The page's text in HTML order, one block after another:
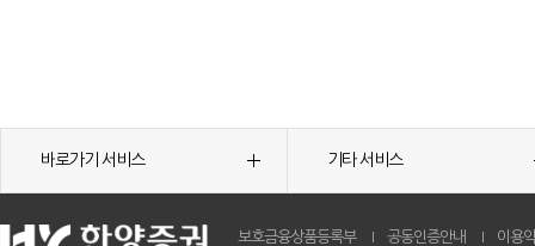
바로가기 서비스 기타 서비스
보호금융상품등록부 공동인증안내 이용